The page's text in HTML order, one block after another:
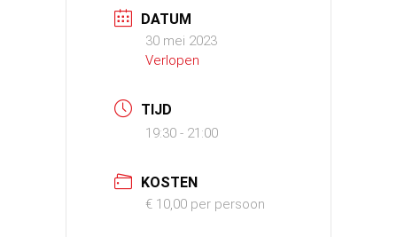
DATUM
30 mei 2023
Verlopen
TIJD
19:30 - 21:00
KOSTEN
€ 10,00 per persoon